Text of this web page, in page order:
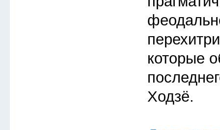
которые
Ходзё.